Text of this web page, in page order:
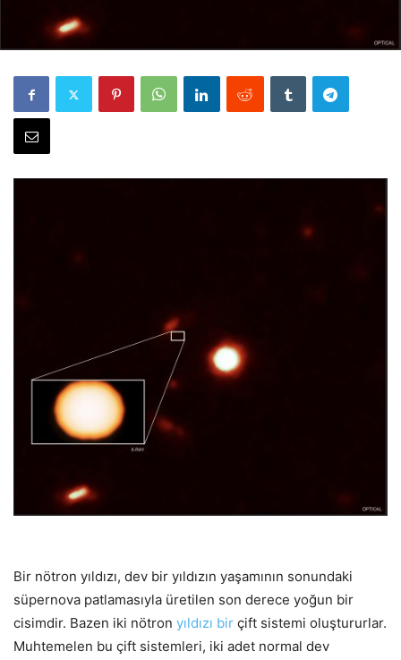
Bir nötron yıldızı, dev bir yıldızın yaşamının sonundaki
süpernova patlamasıyla üretilen son derece yoğun bir
cisimdir. Bazen iki nötron yıldızı bir çift sistemi oluştururlar.
Muhtemelen bu çift sistemleri, iki adet normal dev